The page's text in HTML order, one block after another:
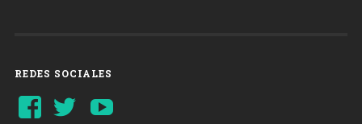
REDES SOCIALES
Ver
perfil
Ver
perfil